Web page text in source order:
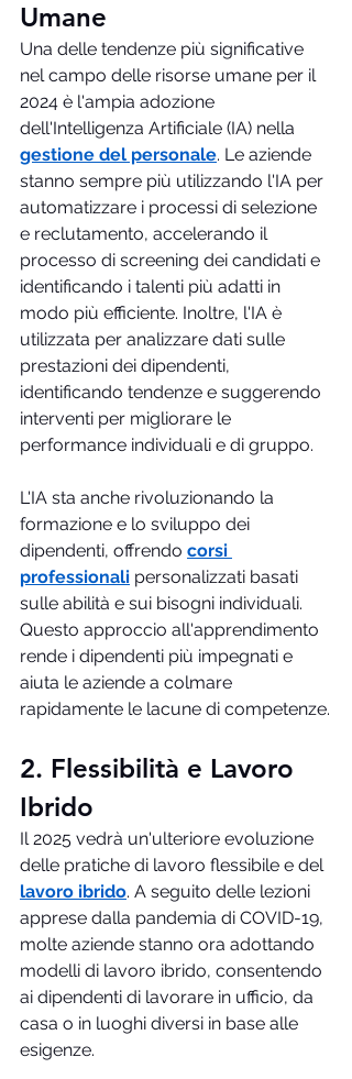
Umane
Una delle tendenze più significative
nel campo delle risorse umane per il
2024 è l'ampia adozione
dell'Intelligenza Artificiale (IA) nella
gestione del personale. Le aziende
stanno sempre più utilizzando l'IA per
automatizzare i processi di selezione
e reclutamento, accelerando il
processo di screening dei candidati e
identificando i talenti più adatti in
modo più efficiente. Inoltre, l'IA è
utilizzata per analizzare dati sulle
prestazioni dei dipendenti,
identificando tendenze e suggerendo
interventi per migliorare le
performance individuali e di gruppo.
L'IA sta anche rivoluzionando la
formazione e lo sviluppo dei
dipendenti, offrendo corsi
professionali personalizzati basati
sulle abilità e sui bisogni individuali.
Questo approccio all'apprendimento
rende i dipendenti più impegnati e
aiuta le aziende a colmare
rapidamente le lacune di competenze.
2. Flessibilità e Lavoro
Ibrido
Il 2025 vedrà un'ulteriore evoluzione
delle pratiche di lavoro flessibile e del
lavoro ibrido. A seguito delle lezioni
apprese dalla pandemia di COVID-19,
molte aziende stanno ora adottando
modelli di lavoro ibrido, consentendo
ai dipendenti di lavorare in ufficio, da
casa o in luoghi diversi in base alle
esigenze.